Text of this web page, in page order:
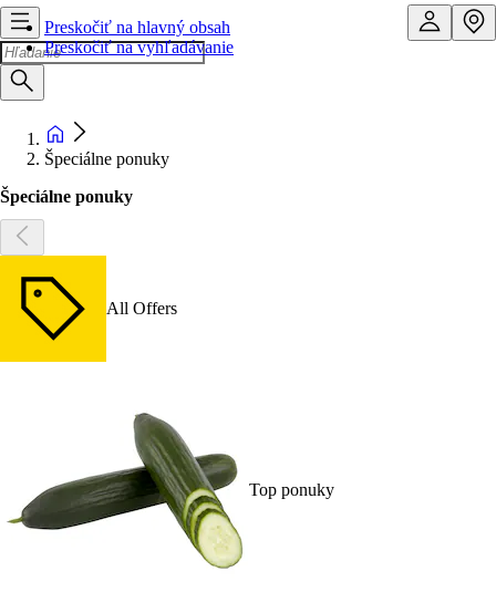
Preskočiť na hlavný obsah
Preskočiť na vyhľadávanie
Špeciálne ponuky
Špeciálne ponuky
All Offers
Top ponuky